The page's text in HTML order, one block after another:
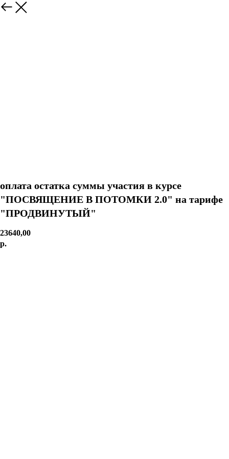
оплата остатка суммы участия в курсе
"ПОСВЯЩЕНИЕ В ПОТОМКИ 2.0" на тарифе
"ПРОДВИНУТЫЙ"
23640,00
р.